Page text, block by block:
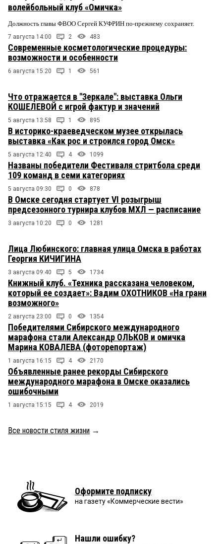
волейбольный клуб «Омичка»
Должность главы ФВОО Сергей КУФРИН по-прежнему сохраняет.
7 августа 14:00 2 483
Современные косметологические процедуры:
возможности и особенности
6 августа 15:20 1 561
Что отражается в "Зеркале": выставка Ольги
КОШЕЛЕВОЙ с игрой фактур и значений
5 августа 13:58 1 895
В историко-краеведческом музее открылась
выставка «Как рос и строился город Омск»
5 августа 12:40 4 1099
Названы победители Фестиваля стритбола среди
109 команд в семи категориях
5 августа 09:30 0 878
В Омске сегодня стартует VI розыгрыш
предсезонного турнира клубов МХЛ — расписание
3 августа 10:20 0 1281
Лица Любинского: главная улица Омска в работах
Георгия КИЧИГИНА
3 августа 09:40 5 1734
Книжный клуб. «Техника рассказана человеком,
который ее создает»: Вадим ОХОТНИКОВ «На грани
возможного»
2 августа 23:00 0 1354
Победителями Сибирского международного
марафона стали Александр ОЛЬКОВ и омичка
Марина КОВАЛЕВА (фоторепортаж)
1 августа 16:15 4 2170
Объявленные ранее рекорды Сибирского
международного марафона в Омске оказались
ошибочными
1 августа 15:15 4 2019
Все новости стиля жизни →
Оформите подписку
на газету «Коммерческие вести»
Нашли ошибку?